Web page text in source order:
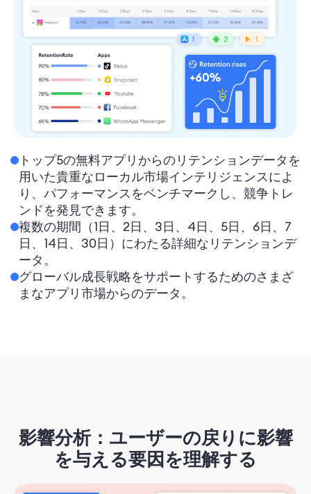
トップ5の無料アプリからのリテンションデータを
用いた貴重なローカル市場インテリジェンスによ
り、パフォーマンスをベンチマークし、競争トレ
ンドを発見できます。
複数の期間（1日、2日、3日、4日、5日、6日、7
日、14日、30日）にわたる詳細なリテンションデ
ータ。
グローバル成長戦略をサポートするためのさまざ
まなアプリ市場からのデータ。
影響分析：ユーザーの戻りに影響
を与える要因を理解する